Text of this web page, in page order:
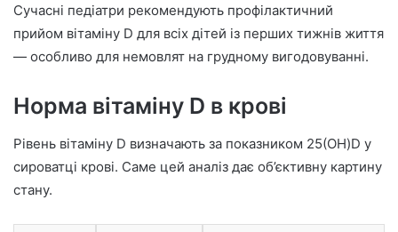
Сучасні педіатри рекомендують профілактичний
прийом вітаміну D для всіх дітей із перших тижнів життя
— особливо для немовлят на грудному вигодовуванні.
Норма вітаміну D в крові
Рівень вітаміну D визначають за показником 25(OH)D у
сироватці крові. Саме цей аналіз дає об’єктивну картину
стану.